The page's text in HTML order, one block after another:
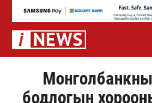
бодлогын